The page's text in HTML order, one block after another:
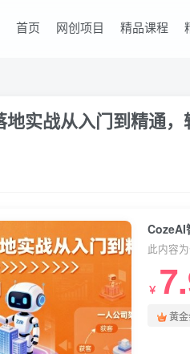
首页 网创项目 精品课程
实战从入门到精通
CozeAI
此内容
￥
黄